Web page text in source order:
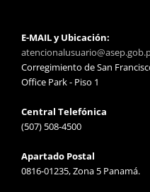
E-MAIL y Ubicación:
Corregimiento de San
Office Park - Piso 1
Central Telefónica
(507) 508-4500
Apartado Postal
0816-01235, Zona 5 Panamá.